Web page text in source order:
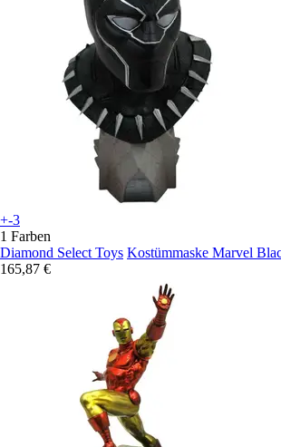
+-3
1 Farben
Diamond Select Toys Kostümmaske Marvel
165,87 €